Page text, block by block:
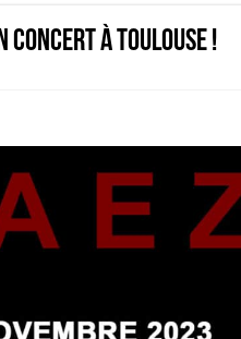
concert à Toulouse !